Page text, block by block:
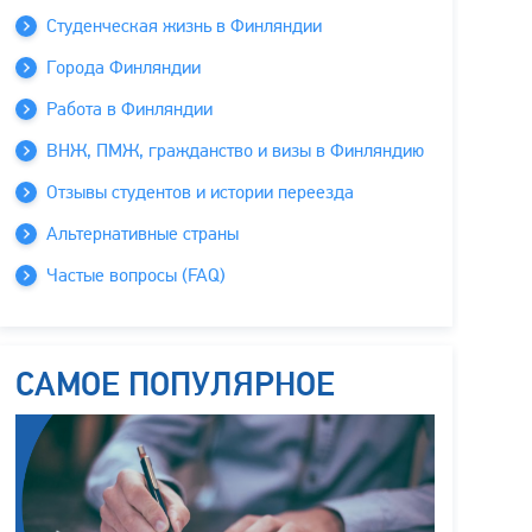
Студенческая жизнь в Финляндии
Города Финляндии
Работа в Финляндии
ВНЖ, ПМЖ, гражданство и визы в Финляндию
Отзывы студентов и истории переезда
Альтернативные страны
Частые вопросы (FAQ)
САМОЕ ПОПУЛЯРНОЕ